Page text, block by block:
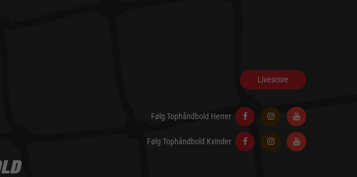
Livescore
Følg Tophåndbold Herrer
Følg Tophåndbold Kvinder